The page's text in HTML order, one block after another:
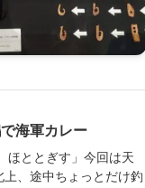
海軍カレー
ととぎす」今回は天
、途中ちょっとだけ釣